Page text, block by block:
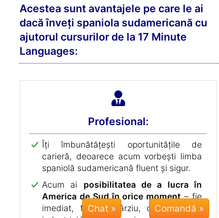
poate chiar cu iubirea vieții tale!
Dacă ești într-o relație bilingvă,vorbind
limba spaniolă sudamericană perfect
celălalt.
Călătoritul:
Extinde-ți orizonturile călătorind în
America de Sud, fiind capabil/ă
înțelegi pe toată lumea și discutând cu
localnicii.
Chat »